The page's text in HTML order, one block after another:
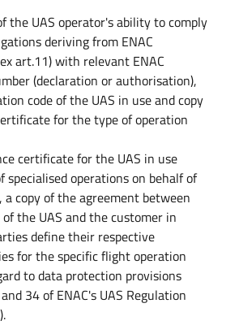
the UAS operator's ability to comply
deriving from ENAC
art.11) with relevant ENAC
(declaration or authorisation),
code of the UAS in use and copy
for the type of operation
certificate for the UAS in use
specialised operations on behalf of
copy of the agreement between
the UAS and the customer in
define their respective
for the specific flight operation
to data protection provisions
34 of ENAC's UAS Regulation